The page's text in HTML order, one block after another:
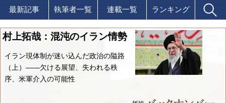
最新記事 執筆者一覧 連載一覧 ランキング
村上拓哉：混沌のイラン情勢
イラン現体制が迷い込んだ政治の隘路
（上）――欠ける展望、失われる秩
序、米軍介入の可能性